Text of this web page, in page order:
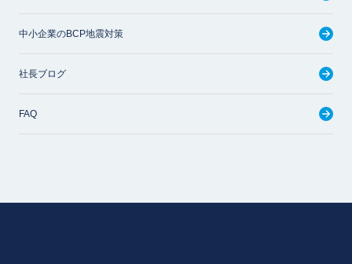
中小企業のBCP地震対策
社長ブログ
FAQ